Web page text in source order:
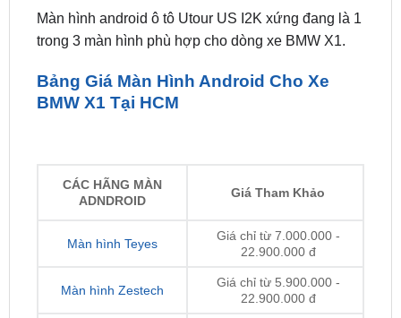
Bảng Giá Màn Hình Android Cho Xe
Màn hình Teyes
Giá chỉ từ 7.000.000 -
Màn hình Zestech
Giá chỉ từ 5.900.000 -
22.900.000 đ
Màn hình Bravigo
Giá chỉ từ 6.900.000 -
24.900.000 đ